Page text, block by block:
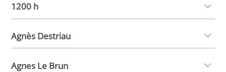
1200 h
Agnès Destriau
Agnes Le Brun